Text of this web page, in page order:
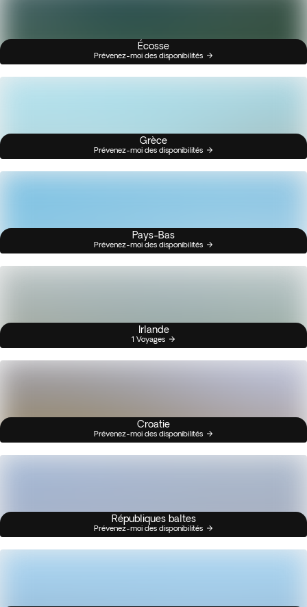
Écosse
Prévenez-moi des disponibilités
Grèce
Prévenez-moi des disponibilités
Pays-Bas
Prévenez-moi des disponibilités
Irlande
1 Voyages
Croatie
Prévenez-moi des disponibilités
Républiques baltes
Prévenez-moi des disponibilités